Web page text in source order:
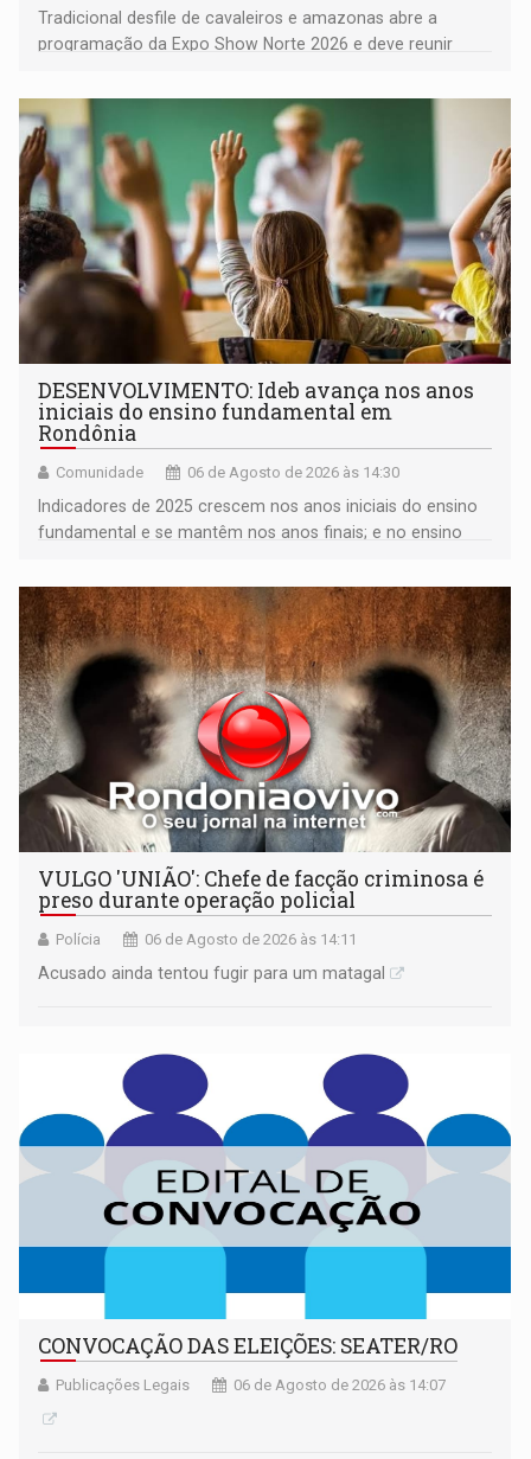
Tradicional desfile de cavaleiros e amazonas abre a
programação da Expo Show Norte 2026 e deve reunir
DESENVOLVIMENTO: Ideb avança nos anos
iniciais do ensino fundamental em
Rondônia
Comunidade 06 de Agosto de 2026 às 14:30
Indicadores de 2025 crescem nos anos iniciais do ensino
fundamental e se mantêm nos anos finais; e no ensino
VULGO 'UNIÃO': Chefe de facção criminosa é
preso durante operação policial
Polícia 06 de Agosto de 2026 às 14:11
Acusado ainda tentou fugir para um matagal
CONVOCAÇÃO DAS ELEIÇÕES: SEATER/RO
Publicações Legais 06 de Agosto de 2026 às 14:07